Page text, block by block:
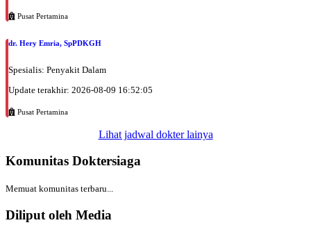
Pusat Pertamina
dr. Hery Emria, SpPDKGH
Spesialis: Penyakit Dalam
Update terakhir: 2026-08-09 16:52:05
Pusat Pertamina
Lihat jadwal dokter lainya
Komunitas Doktersiaga
Memuat komunitas terbaru...
Diliput oleh Media